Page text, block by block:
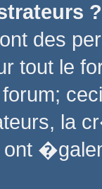
?
des
tout le
la